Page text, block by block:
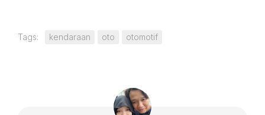
Tags: kendaraan oto otomotif